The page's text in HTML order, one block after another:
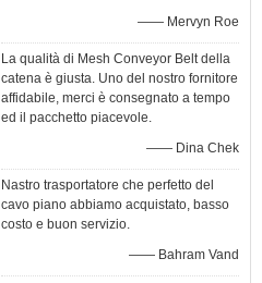
—— Mervyn Roe
La qualità di Mesh Conveyor Belt della
catena è giusta. Uno del nostro fornitore
affidabile, merci è consegnato a tempo
ed il pacchetto piacevole.
—— Dina Chek
Nastro trasportatore che perfetto del
cavo piano abbiamo acquistato, basso
costo e buon servizio.
—— Bahram Vand